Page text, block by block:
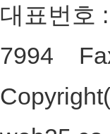
대표번호
7994